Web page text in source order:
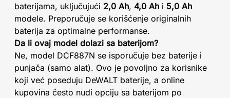
baterijama, uključujući 2,0 Ah, 4,0 Ah i 5,0 Ah
modele. Preporučuje se korišćenje originalnih
baterija za optimalne performanse.
Da li ovaj model dolazi sa baterijom?
Ne, model DCF887N se isporučuje bez baterije i
punjača (samo alat). Ovo je povoljno za korisnike
koji već poseduju DeWALT baterije, a online
kupovina često nudi opciju sa baterijom po